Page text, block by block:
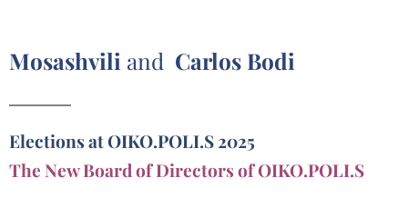
Mosashvili and Carlos Bodi
Elections at OIKO.POLI.S 2025
The New Board of Directors of OIKO.POLI.S